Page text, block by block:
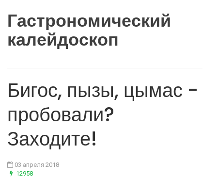
Гастрономический
калейдоскоп
Бигос, пызы, цымас -
пробовали?
Заходите!
03 апреля 2018
12958